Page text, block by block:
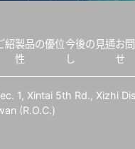
紹製品の優位
性
今後の見通
し
お
せ
1, Xintai 5th Rd., Xizhi
(R.O.C.)